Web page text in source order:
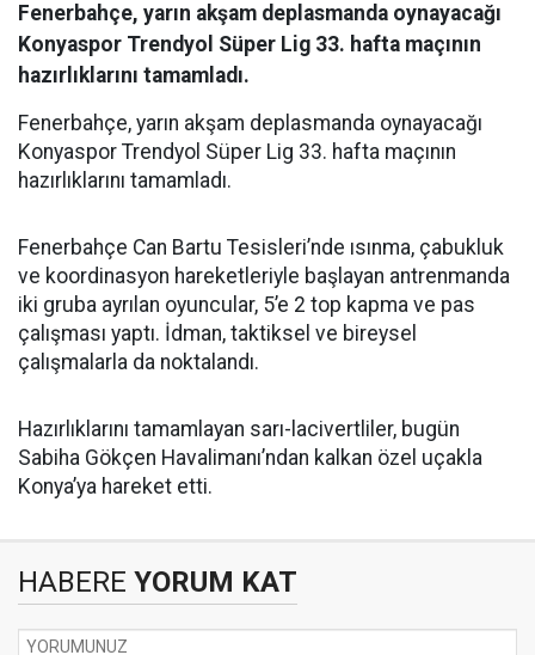
Fenerbahçe, yarın akşam deplasmanda oynayacağı
Konyaspor Trendyol Süper Lig 33. hafta maçının
hazırlıklarını tamamladı.
Fenerbahçe, yarın akşam deplasmanda oynayacağı
Konyaspor Trendyol Süper Lig 33. hafta maçının
hazırlıklarını tamamladı.
Fenerbahçe Can Bartu Tesisleri’nde ısınma, çabukluk
ve koordinasyon hareketleriyle başlayan antrenmanda
iki gruba ayrılan oyuncular, 5’e 2 top kapma ve pas
çalışması yaptı. İdman, taktiksel ve bireysel
çalışmalarla da noktalandı.
Hazırlıklarını tamamlayan sarı-lacivertliler, bugün
Sabiha Gökçen Havalimanı’ndan kalkan özel uçakla
Konya’ya hareket etti.
HABERE YORUM KAT